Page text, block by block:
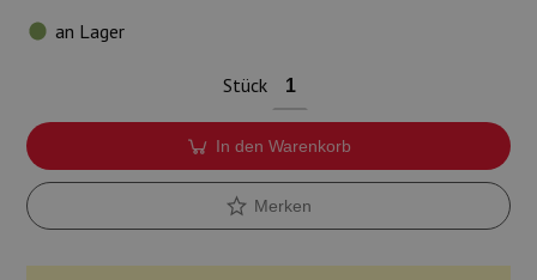
an Lager
Stück
In den Warenkorb
Merken